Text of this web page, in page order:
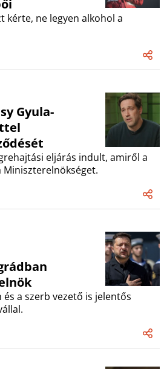
kérte, ne legyen alkohol a
Gyula-
eljárás indult, amiről a
a szerb vezető is jelentős